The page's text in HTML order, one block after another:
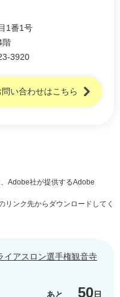
1番1号
階
3920
問い合わせはこちら
Adobe社が提供するAdobe
ンク先からダウンロードしてく
イアスロン選手権観音寺
あと 50日